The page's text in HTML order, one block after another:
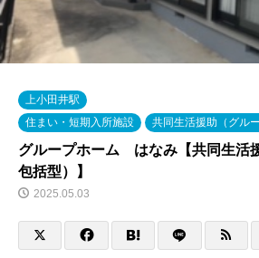
上小田井駅
住まい・短期入所施設
共同生活援助（グル
グループホーム はなみ【共同生活
包括型）】
2025.05.03